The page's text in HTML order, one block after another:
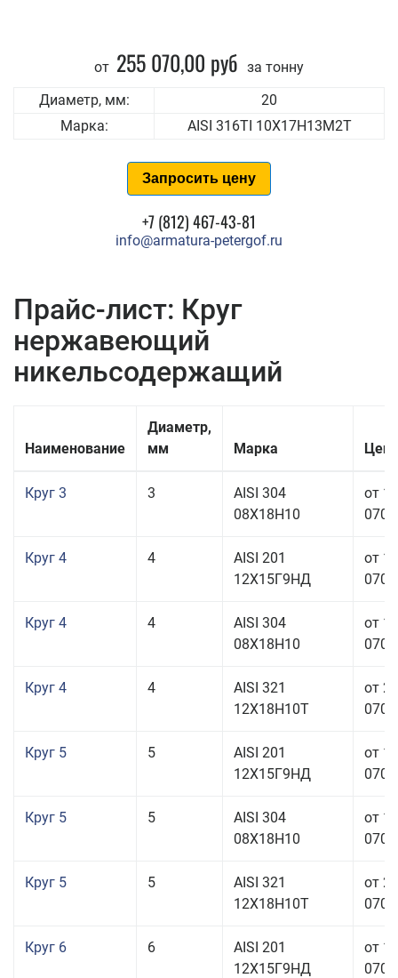
от 255 070,00 руб за тонну
Диаметр, мм:
20
Марка:
AISI 316TI 10Х17Н13М2Т
Запросить цену
+7 (812) 467-43-81
info@armatura-petergof.ru
Прайс-лист: Круг
нержавеющий
никельсодержащий
Наименование
Диаметр,
мм
Марка
Круг 3 3
AISI 304
08Х18Н10
от
Круг 4 4
AISI 201
12Х15Г9НД
от
Круг 4 4
AISI 304
08Х18Н10
от
Круг 4 4
AISI 321
12Х18Н10Т
от
Круг 5 5
AISI 201
12Х15Г9НД
от
Круг 5 5
AISI 304
08Х18Н10
от
Круг 5 5
AISI 321
12Х18Н10Т
от
Круг 6 6
AISI 201
12Х15Г9НД
от